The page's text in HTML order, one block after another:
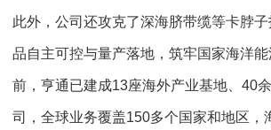
此外，公司还攻克了深海脐带缆等卡脖
品自主可控与量产落地，筑牢国家海洋能
前，亨通已建成13座海外产业基地、 40
司，全球业务覆盖150多个国家和地区，